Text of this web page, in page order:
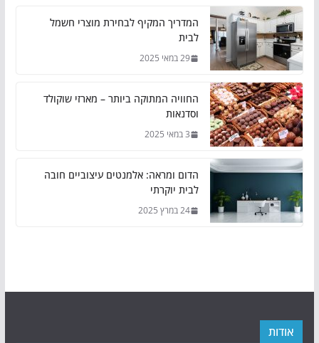
המדריך המקיף לבחירת מוצרי חשמל
לבית
29 במאי 2025
החוויה המתוקה ביותר – מארזי שוקולד
וסדנאות
3 במאי 2025
הדום ומראה: אלמנטים עיצוביים חובה
לבית יוקרתי
24 במרץ 2025
אודות